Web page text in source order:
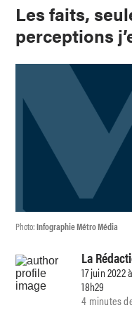
Les faits,
perceptions
Photo:Infographie Métro Média
La
17 juin 2022
18h29
4 minutes